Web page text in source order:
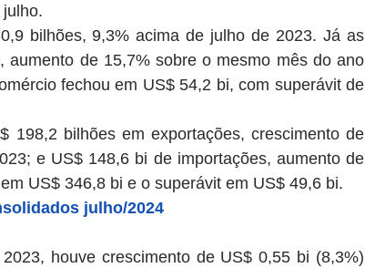
bilhões, 9,3% acima de julho de 2023. Já as
aumento de 15,7% sobre o mesmo mês do ano
fechou em US$ 54,2 bi, com superávit de
198,2 bilhões em exportações, crescimento de
e US$ 148,6 bi de importações, aumento de
US$ 346,8 bi e o superávit em US$ 49,6 bi.
julho/2024
houve crescimento de US$ 0,55 bi (8,3%)